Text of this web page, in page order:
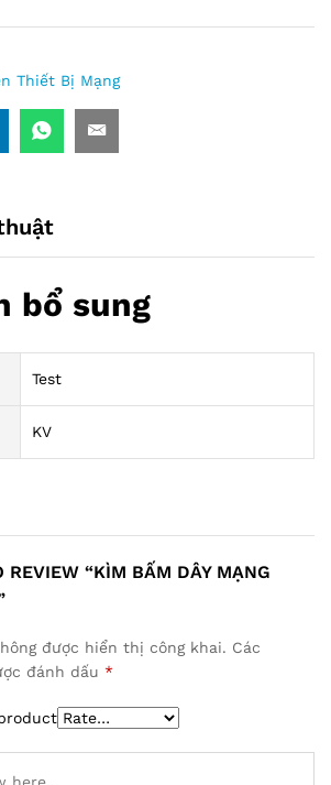
Thiết Bị Mạng
bổ sung
Test
KV
REVIEW “KÌM BẤM DÂY MẠNG
được hiển thị công khai. Các
đánh dấu *